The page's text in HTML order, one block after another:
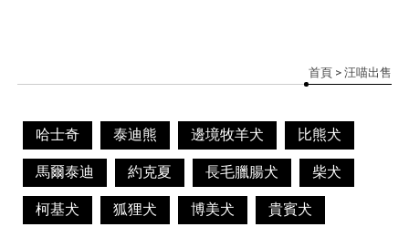
首頁 > 汪喵出售
哈士奇 泰迪熊 邊境牧羊犬 比熊犬
馬爾泰迪 約克夏 長毛臘腸犬 柴犬
柯基犬 狐狸犬 博美犬 貴賓犬